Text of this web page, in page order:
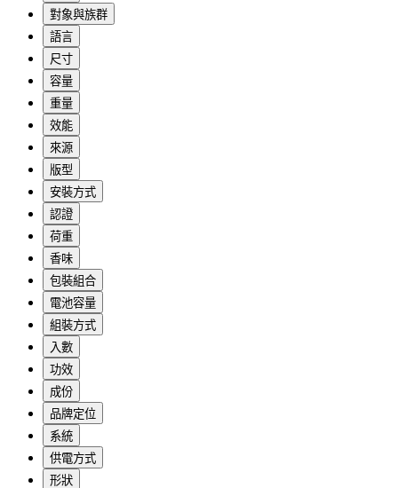
對象與族群
語言
尺寸
容量
重量
效能
來源
版型
安裝方式
認證
荷重
香味
包裝組合
電池容量
組裝方式
入數
功效
成份
品牌定位
系統
供電方式
形狀